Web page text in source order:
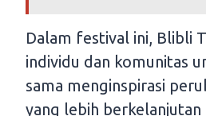
Dalam festival ini, Blibli
individu dan komunitas
sama menginspirasi
yang lebih berkelanjutan